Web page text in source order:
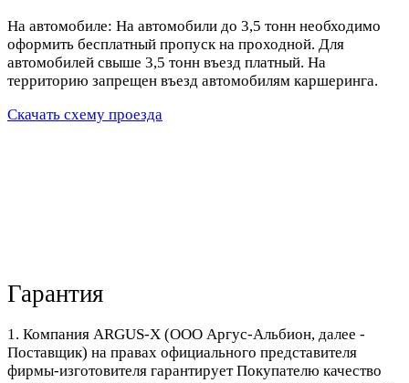
На автомобиле: На автомобили до 3,5 тонн необходимо
оформить бесплатный пропуск на проходной. Для
автомобилей свыше 3,5 тонн въезд платный. На
территорию запрещен въезд автомобилям каршеринга.
Скачать схему проезда
Гарантия
1. Компания ARGUS-X (ООО Аргус-Альбион, далее -
Поставщик) на правах официального представителя
фирмы-изготовителя гарантирует Покупателю качество